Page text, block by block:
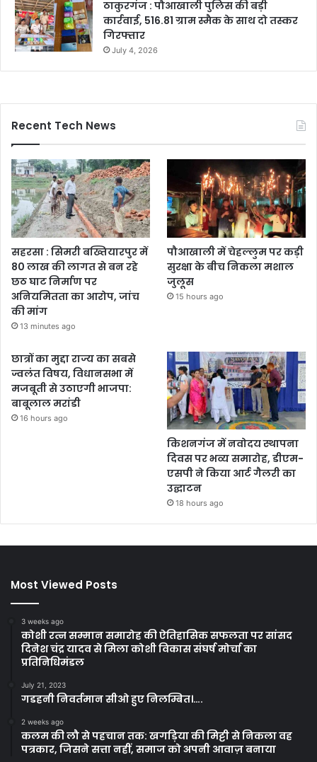
ठाकुरगंज : पौआखाली पुलिस की बड़ी
कार्रवाई, 516.81 ग्राम स्मैक के साथ दो तस्कर
गिरफ्तार
July 4, 2026
Recent Tech News
सहरसा : सिमरी बख्तियारपुर में
80 लाख की लागत से बन रहे
छठ घाट निर्माण पर
अनियमितता का आरोप, जांच
की मांग
13 minutes ago
पौआखाली में चेहल्लुम पर कड़ी
सुरक्षा के बीच निकला मशाल
जुलूस
15 hours ago
छात्रों का मुद्दा राज्य का सबसे
ज्वलंत विषय, विधानसभा में
मजबूती से उठाएगी भाजपा:
बाबूलाल मरांडी
16 hours ago
किशनगंज में नवोदय स्थापना
दिवस पर भव्य समारोह, डीएम-
एसपी ने किया आर्ट गैलरी का
उद्घाटन
18 hours ago
Most Viewed Posts
3 weeks ago
कोशी रत्न सम्मान समारोह की ऐतिहासिक सफलता पर सांसद
दिनेश चंद्र यादव से मिला कोशी विकास संघर्ष मोर्चा का
प्रतिनिधिमंडल
July 21, 2023
गडहनी निवर्तमान सीओ हुए निलम्बित।….
2 weeks ago
कलम की लौ से पहचान तक: खगड़िया की मिट्टी से निकला वह
पत्रकार, जिसने सत्ता नहीं, समाज को अपनी आवाज़ बनाया